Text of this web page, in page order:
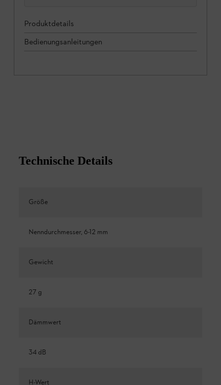
Produktdetails
Bedienungsanleitungen
Technische Details
Größe
Nenndurchmesser, 6-12 mm
Gewicht
27 g
Dämmwert
34 dB
H-Wert